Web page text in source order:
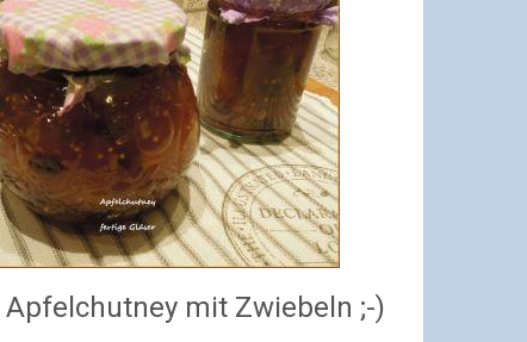
Apfelchutney mit Zwiebeln ;-)